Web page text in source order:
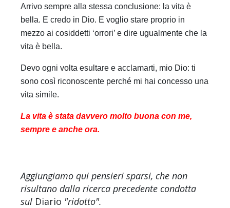
Arrivo sempre alla stessa conclusione: la vita è
bella. E credo in Dio. E voglio stare proprio in
mezzo ai cosiddetti ‘orrori’ e dire ugualmente che la
vita è bella.
Devo ogni volta esultare e acclamarti, mio Dio: ti
sono così riconoscente perché mi hai concesso una
vita simile.
La vita è stata davvero molto buona con me,
sempre e anche ora.
Aggiungiamo qui pensieri sparsi, che non
risultano dalla ricerca precedente condotta
sul Diario "ridotto".